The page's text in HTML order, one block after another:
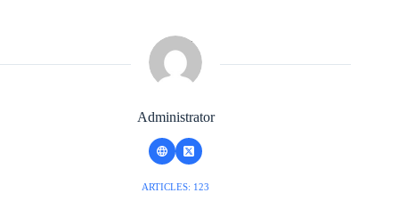
Administrator
ARTICLES: 123